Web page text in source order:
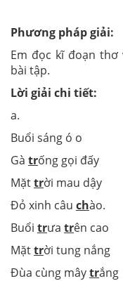
Phương pháp giải:
Em đọc kĩ đoạn
bài tập.
Lời giải chi tiết:
a.
Buổi sáng ó o
Gà trống gọi đấy
Mặttrời mau dậy
Đỏ xinh câu chào.
Buổi trưa trên cao
Mặttrời tung nắng
Đùa cùng mâytrắng